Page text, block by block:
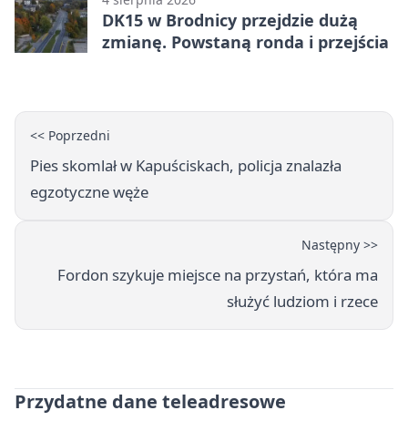
DK15 w Brodnicy przejdzie dużą
zmianę. Powstaną ronda i przejścia
<< Poprzedni
Pies skomlał w Kapuściskach, policja znalazła
egzotyczne węże
Następny >>
Fordon szykuje miejsce na przystań, która ma
służyć ludziom i rzece
Przydatne dane teleadresowe